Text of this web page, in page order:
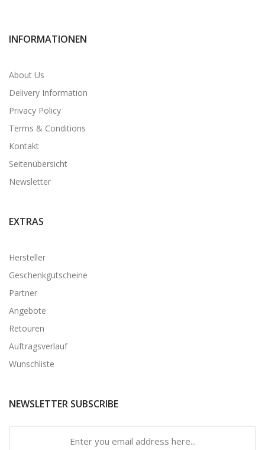
INFORMATIONEN
About Us
Delivery Information
Privacy Policy
Terms & Conditions
Kontakt
Seitenübersicht
Newsletter
EXTRAS
Hersteller
Geschenkgutscheine
Partner
Angebote
Retouren
Auftragsverlauf
Wunschliste
NEWSLETTER SUBSCRIBE